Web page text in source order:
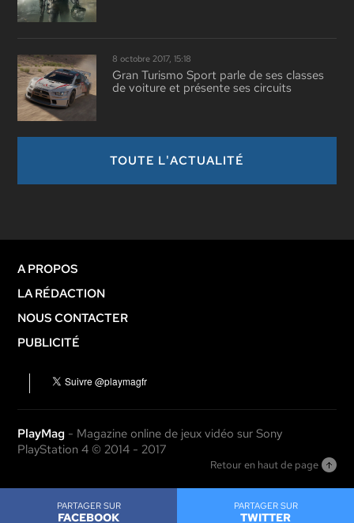
PARTAGER SUR
FACEBOOK
PARTAGER SUR
TWITTER
8 octobre 2017, 15:18
Gran Turismo Sport parle de ses classes
de voiture et présente ses circuits
TOUTE L'ACTUALITÉ
A PROPOS
LA RÉDACTION
NOUS CONTACTER
PUBLICITÉ
PlayMag - Magazine online de jeux vidéo sur Sony
PlayStation 4 © 2014 - 2017
Retour en haut de page